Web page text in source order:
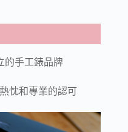
的手工錶品牌
忱和專業的認可